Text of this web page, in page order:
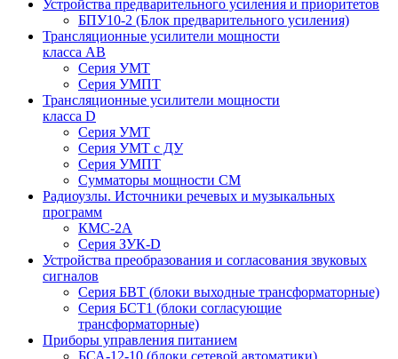
Устройства предварительного усиления и приоритетов
БПУ10-2 (Блок предварительного усиления)
Трансляционные усилители мощности
класса АВ
Серия УМТ
Серия УМПТ
Трансляционные усилители мощности
класса D
Серия УМТ
Серия УМТ с ДУ
Серия УМПТ
Сумматоры мощности СМ
Радиоузлы. Источники речевых и музыкальных
программ
КМС-2А
Серия ЗУК-D
Устройства преобразования и согласования звуковых
сигналов
Серия БВТ (блоки выходные трансформаторные)
Серия БСТ1 (блоки согласующие
трансформаторные)
Приборы управления питанием
БСА-12-10 (блоки сетевой автоматики)